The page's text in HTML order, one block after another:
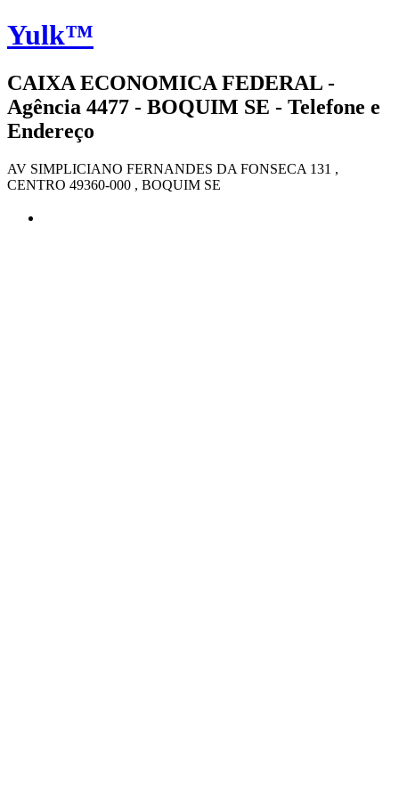
Yulk™
CAIXA ECONOMICA FEDERAL -
Agência 4477 - BOQUIM SE - Telefone e
Endereço
AV SIMPLICIANO FERNANDES DA FONSECA 131 ,
CENTRO 49360-000 , BOQUIM SE